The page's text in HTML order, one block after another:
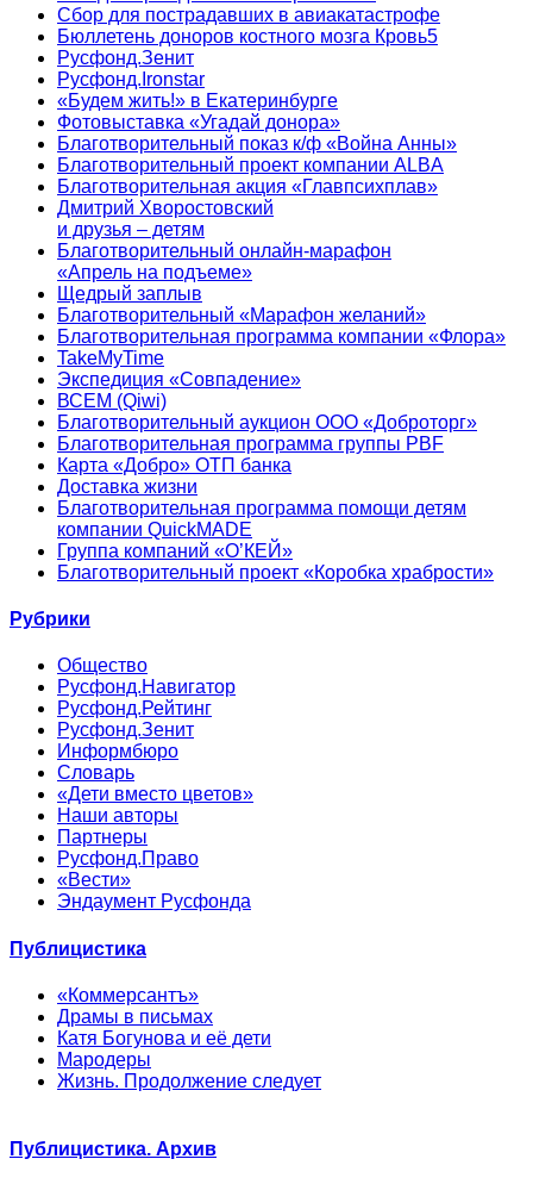
Сбор для пострадавших в авиакатастрофе
Бюллетень доноров костного мозга Кровь5
Русфонд.Зенит
Русфонд.Ironstar
«Будем жить!» в Екатеринбурге
Фотовыставка «Угадай донора»
Благотворительный показ к/ф «Война Анны»
Благотворительный проект компании ALBA
Благотворительная акция «Главпсихплав»
Дмитрий Хворостовский
и друзья – детям
Благотворительный онлайн‑марафон
«Апрель на подъеме»
Щедрый заплыв
Благотворительный «Марафон желаний»
Благотворительная программа компании «Флора»
TakeMyTime
Экспедиция «Совпадение»
ВСЕМ (Qiwi)
Благотворительный аукцион ООО «Доброторг»
Благотворительная программа группы PBF
Карта «Добро» ОТП банка
Доставка жизни
Благотворительная программа помощи детям
компании QuickMADE
Группа компаний «О’КЕЙ»
Благотворительный проект «Коробка храбрости»
Рубрики
Общество
Русфонд.Навигатор
Русфонд.Рейтинг
Русфонд.Зенит
Информбюро
Словарь
«Дети вместо цветов»
Наши авторы
Партнеры
Русфонд.Право
«Вести»
Эндаумент Русфонда
Публицистика
«Коммерсантъ»
Драмы в письмах
Катя Богунова и её дети
Мародеры
Жизнь. Продолжение следует
Публицистика. Архив